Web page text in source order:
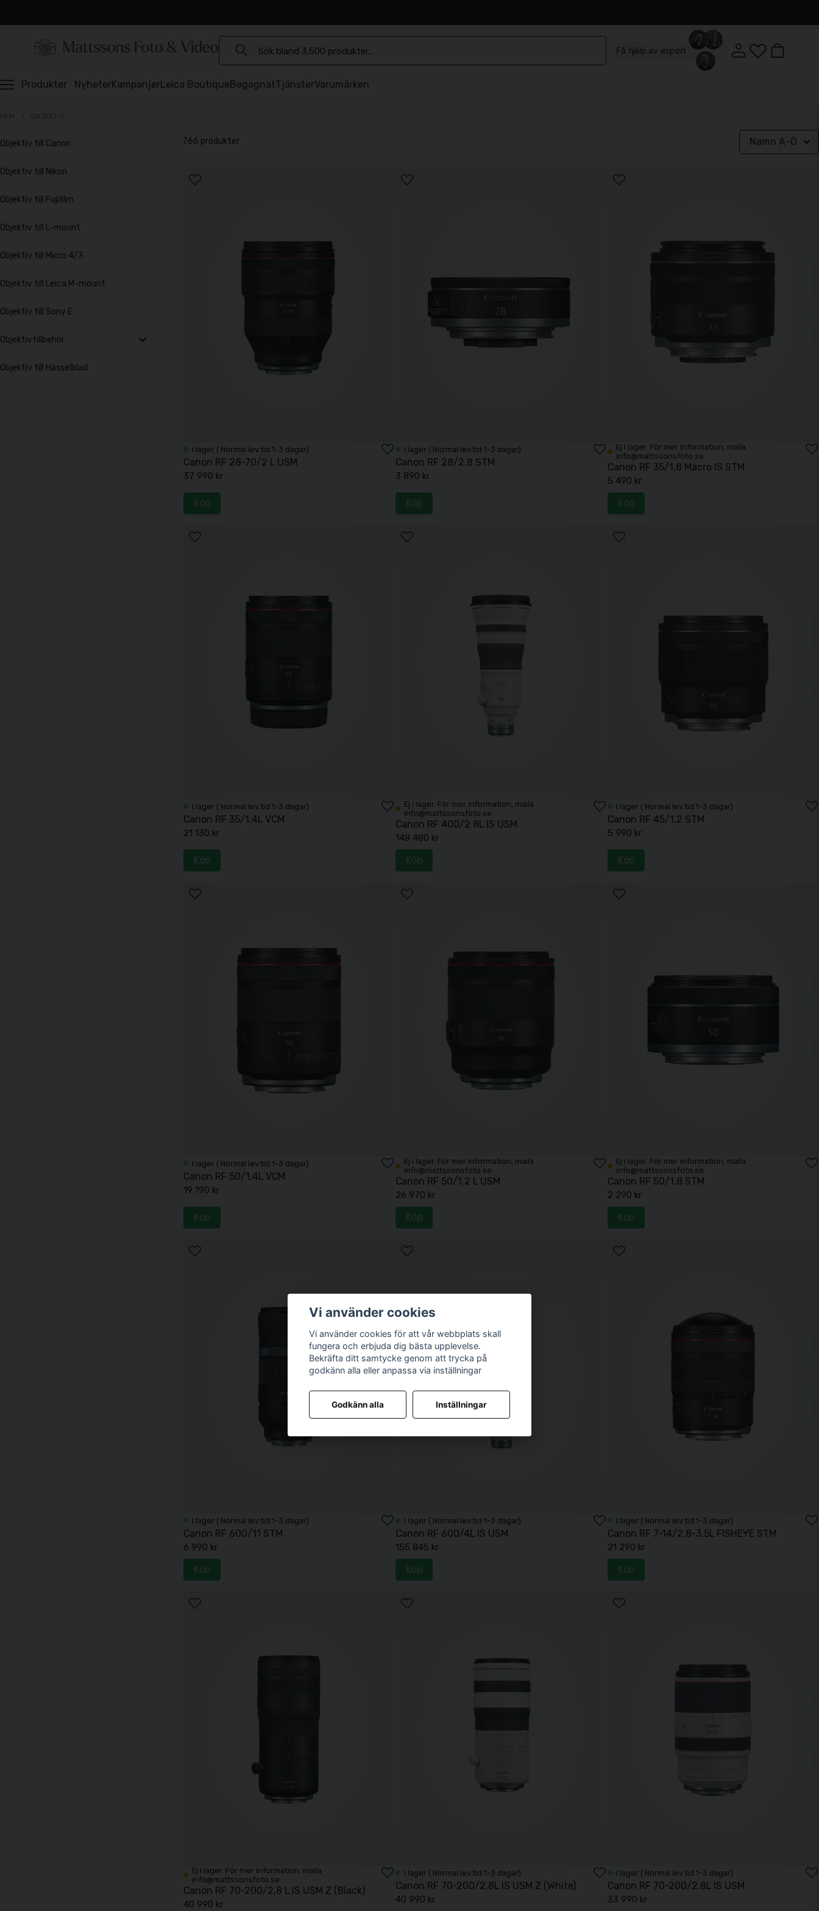
Få hjälp av expert
Produkter NyheterKampanjerLeica BoutiqueBegagnatTjänsterVarumärken
Objektiv till Canon
Objektiv till Nikon
Objektiv till Fujifilm
Objektiv till L-mount
Objektiv till Micro 4/3
Objektiv till Leica M-mount
Objektiv till Sony E
Objektivtillbehör
Objektiv till Hasselblad
766 produkter Namn A-Ö
I lager ( Normal lev.tid 1-3 dagar)
Canon RF 28-70/2 L USM
37 990 kr
Köp
I lager ( Normal lev.tid 1-3 dagar)
Canon RF 28/2.8 STM
3 890 kr
Köp
Ej i lager. För mer information, maila
info@mattssonsfoto.se
Canon RF 35/1,8 Macro IS STM
5 490 kr
Köp
I lager ( Normal lev.tid 1-3 dagar)
Canon RF 35/1.4L VCM
21 130 kr
Köp
Ej i lager. För mer information, maila
info@mattssonsfoto.se
Canon RF 400/2 8L IS USM
148 480 kr
Köp
I lager ( Normal lev.tid 1-3 dagar)
Canon RF 45/1,2 STM
5 990 kr
Köp
I lager ( Normal lev.tid 1-3 dagar)
Canon RF 50/1,4L VCM
19 190 kr
Köp
Ej i lager. För mer information, maila
info@mattssonsfoto.se
Canon RF 50/1.2 L USM
26 970 kr
Köp
Ej i lager. För mer information, maila
info@mattssonsfoto.se
Canon RF 50/1.8 STM
2 290 kr
Köp
I lager ( Normal lev.tid 1-3 dagar)
Canon RF 600/11 STM
6 990 kr
Köp
I lager ( Normal lev.tid 1-3 dagar)
Canon RF 600/4L IS USM
155 845 kr
Köp
I lager ( Normal lev.tid 1-3 dagar)
Canon RF 7-14/2.8-3.5L FISHEYE STM
21 290 kr
Köp
Ej i lager. För mer information, maila
info@mattssonsfoto.se
Canon RF 70-200/2,8 L IS USM Z (Black)
40 990 kr
I lager ( Normal lev.tid 1-3 dagar)
Canon RF 70-200/2,8L IS USM Z (White)
40 990 kr
I lager ( Normal lev.tid 1-3 dagar)
Canon RF 70-200/2.8L IS USM
33 990 kr
Vi använder cookies
Vi använder cookies för att vår webbplats skall
fungera och erbjuda dig bästa upplevelse.
Bekräfta ditt samtycke genom att trycka på
godkänn alla eller anpassa via inställningar
Godkänn alla Inställningar